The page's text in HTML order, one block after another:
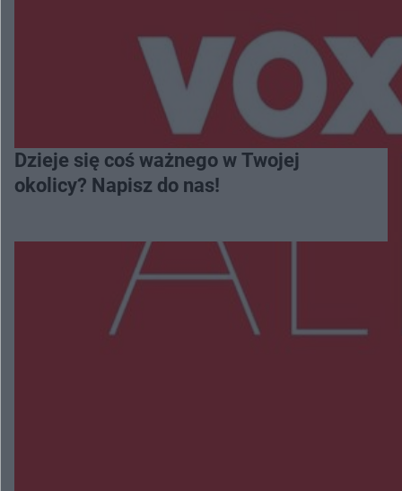
Dzieje się coś ważnego w Twojej
okolicy? Napisz do nas!
Więcej